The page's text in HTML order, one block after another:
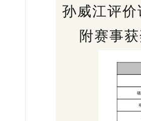
孙威江评价
附赛事获